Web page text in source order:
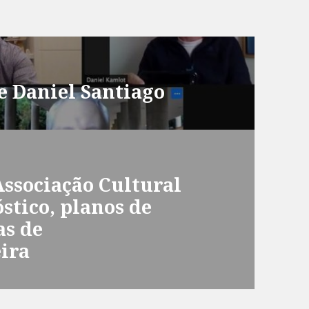
Daniel Santiago
Cultural
planos de
de